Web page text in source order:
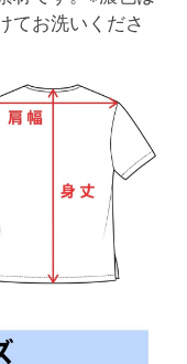
てお洗いくださ